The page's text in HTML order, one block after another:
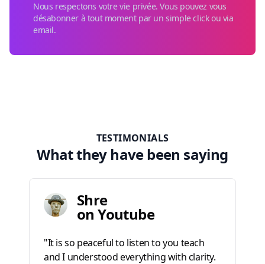
Nous respectons votre vie privée. Vous pouvez vous
désabonner à tout moment par un simple click ou via
email.
TESTIMONIALS
What they have been saying
Shre
on Youtube
"It is so peaceful to listen to you teach
and I understood everything with clarity.